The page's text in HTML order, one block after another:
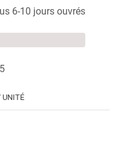
6-10 jours ouvrés
UNITÉ